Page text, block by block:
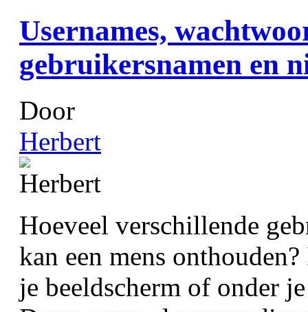
Usernames,
gebruikersnamen en
Door
Herbert
Hoeveel verschillende
kan een mens
je beeldscherm of onder